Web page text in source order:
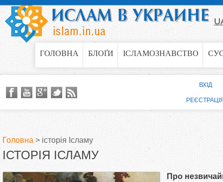
Jump to navigation
ГОЛОВНА БЛОҐИ ІСЛАМОЗНАВСТВО
В
Головна > історія Ісламу
ІСТОРІЯ ІСЛАМУ
Про
ВХІД